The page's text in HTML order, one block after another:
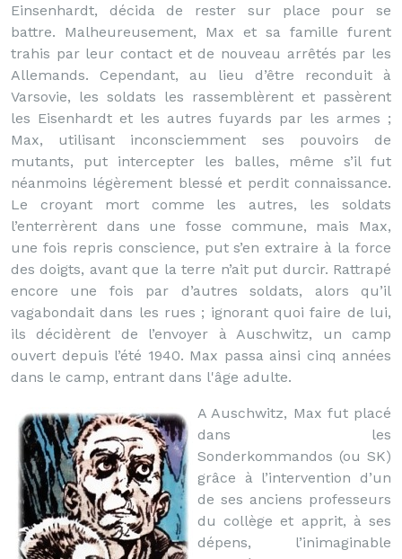
Einsenhardt, décida de rester sur place pour se
battre. Malheureusement, Max et sa famille furent
trahis par leur contact et de nouveau arrêtés par les
Allemands. Cependant, au lieu d’être reconduit à
Varsovie, les soldats les rassemblèrent et passèrent
les Eisenhardt et les autres fuyards par les armes ;
Max, utilisant inconsciemment ses pouvoirs de
mutants, put intercepter les balles, même s’il fut
néanmoins légèrement blessé et perdit connaissance.
Le croyant mort comme les autres, les soldats
l’enterrèrent dans une fosse commune, mais Max,
une fois repris conscience, put s’en extraire à la force
des doigts, avant que la terre n’ait put durcir. Rattrapé
encore une fois par d’autres soldats, alors qu’il
vagabondait dans les rues ; ignorant quoi faire de lui,
ils décidèrent de l’envoyer à Auschwitz, un camp
ouvert depuis l’été 1940. Max passa ainsi cinq années
dans le camp, entrant dans l'âge adulte.
A Auschwitz, Max fut placé
dans les
Sonderkommandos (ou SK)
grâce à l’intervention d’un
de ses anciens professeurs
du collège et apprit, à ses
dépens, l’inimaginable